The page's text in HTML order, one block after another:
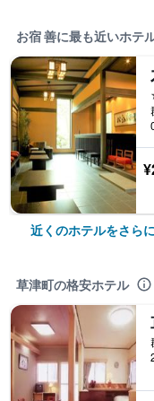
お宿 善に最も近いホテ
近くのホテルをさら
草津町の格安ホテル